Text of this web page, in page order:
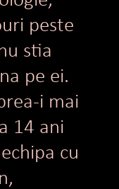
peste
stia
pe ei.
i mai
14 ani
cu